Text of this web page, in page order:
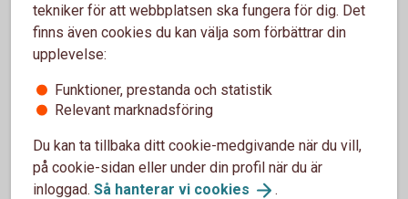
Folksam ömsesidig sakförsäkring
Välj innehåll i pensionsplanen
Pensionssparande
tekniker för att webbplatsen ska fungera för dig. Det
finns även cookies du kan välja som förbättrar din
upplevelse:
Funktioner, prestanda och statistik
Relevant marknadsföring
Du kan ta tillbaka ditt cookie-medgivande när du vill,
på cookie-sidan eller under din profil när du är
inloggad. Så hanterar vi cookies .